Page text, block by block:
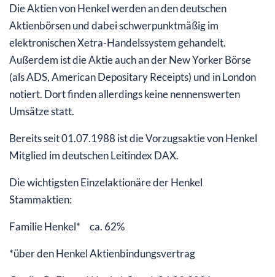
Die Aktien von Henkel werden an den deutschen
Aktienbörsen und dabei schwerpunktmäßig im
elektronischen Xetra-Handelssystem gehandelt.
Außerdem ist die Aktie auch an der New Yorker Börse
(als ADS, American Depositary Receipts) und in London
notiert. Dort finden allerdings keine nennenswerten
Umsätze statt.
Bereits seit 01.07.1988 ist die Vorzugsaktie von Henkel
Mitglied im deutschen Leitindex DAX.
Die wichtigsten Einzelaktionäre der Henkel
Stammaktien:
Familie Henkel* ca. 62%
*über den Henkel Aktienbindungsvertrag